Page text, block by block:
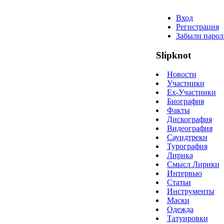
Вход
Регистрация
Забыли
Slipknot
Новости
Участники
Ex-Участники
Биография
Факты
Дискография
Видеография
Саундтреки
Турография
Лирика
Смысл Лирики
Интервью
Статьи
Инструменты
Маски
Одежда
Татуировки